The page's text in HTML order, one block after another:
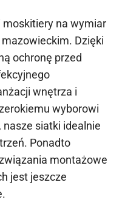
moskitiery na wymiar
Dzięki
ochronę przed
wnętrza i
wyborowi
nasze siatki idealnie
Ponadto
montażowe
jest jeszcze